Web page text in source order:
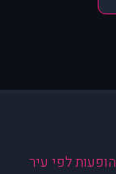
הופעות לפי עיר